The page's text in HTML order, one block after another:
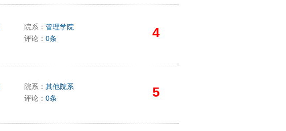
院系： 管理学院 4
评论： 0条
院系： 其他院系 5
评论： 0条